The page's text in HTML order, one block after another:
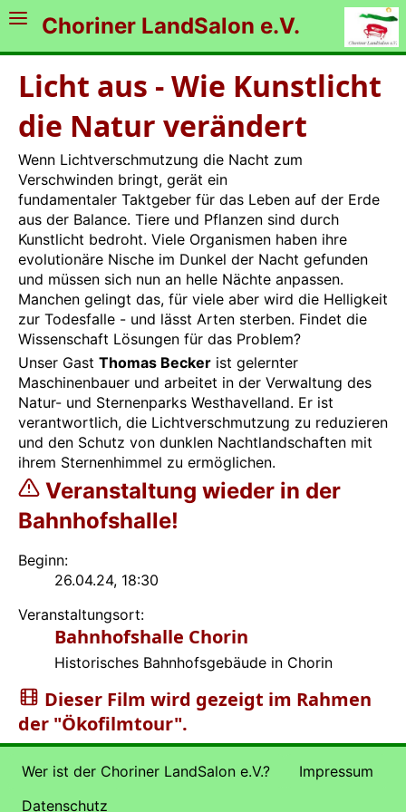
Choriner LandSalon e.V.
Licht aus - Wie Kunstlicht
die Natur verändert
Wenn Lichtverschmutzung die Nacht zum
Verschwinden bringt, gerät ein
fundamentaler Taktgeber für das Leben auf der Erde
aus der Balance. Tiere und Pflanzen sind durch
Kunstlicht bedroht. Viele Organismen haben ihre
evolutionäre Nische im Dunkel der Nacht gefunden
und müssen sich nun an helle Nächte anpassen.
Manchen gelingt das, für viele aber wird die Helligkeit
zur Todesfalle - und lässt Arten sterben. Findet die
Wissenschaft Lösungen für das Problem?
Unser Gast Thomas Becker ist gelernter
Maschinenbauer und arbeitet in der Verwaltung des
Natur- und Sternenparks Westhavelland. Er ist
verantwortlich, die Lichtverschmutzung zu reduzieren
und den Schutz von dunklen Nachtlandschaften mit
ihrem Sternenhimmel zu ermöglichen.
Veranstaltung wieder in der
Bahnhofshalle!
Beginn:
26.04.24, 18:30
Veranstaltungsort:
Bahnhofshalle Chorin
Historisches Bahnhofsgebäude in Chorin
Dieser Film wird gezeigt im Rahmen
der "Ökofilmtour".
Wer ist der Choriner LandSalon e.V.?
Impressum
Datenschutz